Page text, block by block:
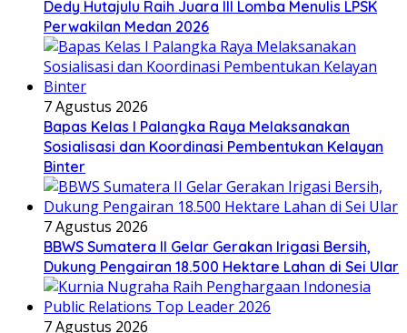
Dedy Hutajulu Raih Juara III Lomba Menulis LPSK
Perwakilan Medan 2026
7 Agustus 2026
Bapas Kelas I Palangka Raya Melaksanakan
Sosialisasi dan Koordinasi Pembentukan Kelayan
Binter
7 Agustus 2026
BBWS Sumatera II Gelar Gerakan Irigasi Bersih,
Dukung Pengairan 18.500 Hektare Lahan di Sei Ular
7 Agustus 2026